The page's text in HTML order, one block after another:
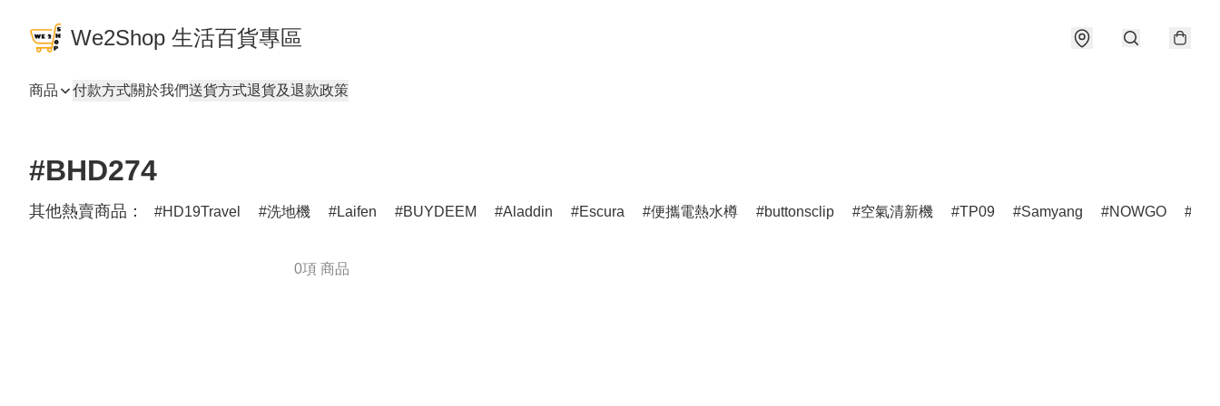
We2Shop 生活百貨專區
商品 付款方式關於我們送貨方式退貨及退款政策
#BHD274
其他熱賣商品： HD19Travel 洗地機 Laifen BUYDEEM Aladdin Escura 便攜電熱水樽 buttonsclip 空氣清新機 TP09 Samyang NOWGO
0項 商品